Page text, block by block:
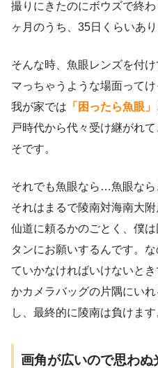
撮りにきたのにボウズで終
ヶ月のうち、35日くらいあり
そんな時、魚眼レンズを付
マっちゃうような場面って
我が家では 「困ったら魚眼」
戸時代から代々受け継がれ
そです。
それでも魚眼なら…魚眼なら
それはまるで陵南対海南大
仙道に頼るかのごとく、僕
タンにお願いするんです。
ていかなければいけないと
かカメラバッグの片隅にい
し、最終的に陵南は負けます
画角が広いので思わ